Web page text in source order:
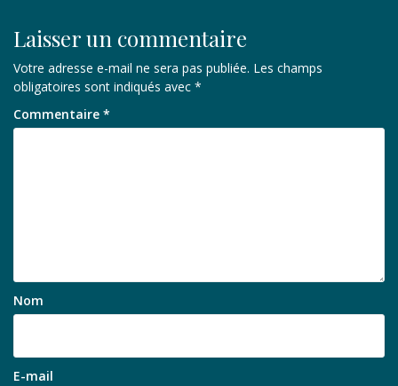
Laisser un commentaire
Votre adresse e-mail ne sera pas publiée. Les champs
obligatoires sont indiqués avec *
Commentaire *
Nom
E-mail